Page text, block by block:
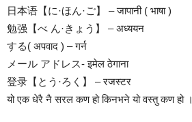
日本语【に·ほん·ご】 – जापानी ( भाषा )
勉强【べ ん·きょう】 – अध्ययन
する( अपवाद ) – गर्न
メール アドレス- इमेल ठेगाना
登录【とう·ろく】 – रजस्टर
यो एक धेरै नै सरल कण हो किनभने यो वस्तु कण हो ।